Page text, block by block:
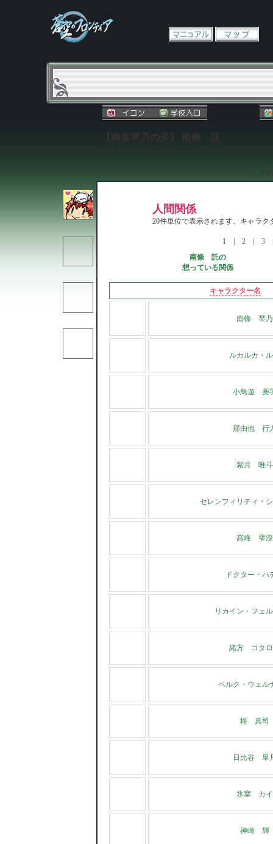
この
人間関係
20件単位で表示されます。キャラ
1 2| 3
南條 託の
想っている関係
キャラクター名
南條 琴乃
ルカルカ・
小鳥遊 美
那由他 行
紫月 唯斗
セレンフィリティ・
高峰 雫澄
ドクター・ハ
リカイン・フェ
緒方 コタ
ベルク・ウェル
柊 真司
日比谷 皐
氷室 カイ
神崎 輝